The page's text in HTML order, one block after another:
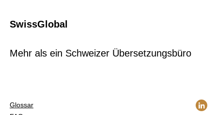
SwissGlobal
Mehr als ein Schweizer Übersetzungsbüro
Glossar